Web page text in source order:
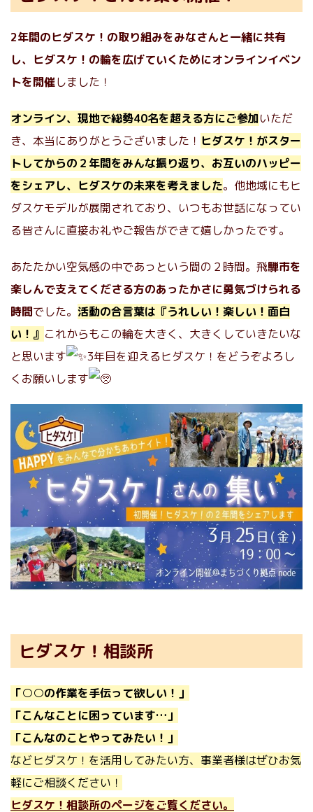
2年間のヒダスケ！の取り組みをみなさんと一緒に共有
し、ヒダスケ！の輪を広げていくためにオンラインイベン
トを開催しました！
オンライン、現地で総勢40名を超える方にご参加いただ
き、本当にありがとうございました！ ヒダスケ！がスター
トしてからの２年間をみんな振り返り、お互いのハッピー
をシェアし、ヒダスケの未来を考えました。他地域にもヒ
ダスケモデルが展開されており、いつもお世話になってい
る皆さんに直接お礼やご報告ができて嬉しかったです。
あたたかい空気感の中であっという間の２時間。飛騨市を
楽しんで支えてくださる方のあったかさに勇気づけられる
時間でした。 活動の合言葉は『うれしい！楽しい！面白
い！』 これからもこの輪を大きく、大きくしていきたいな
と思います
3年目を迎えるヒダスケ！をどうぞよろし
くお願いします
ヒダスケ！相談所
「○○の作業を手伝って欲しい！」
「こんなことに困っています…」
「こんなのことやってみたい！」
などヒダスケ！を活用してみたい方、事業者様はぜひお気
軽にご相談ください！
ヒダスケ！相談所のページをご覧ください。